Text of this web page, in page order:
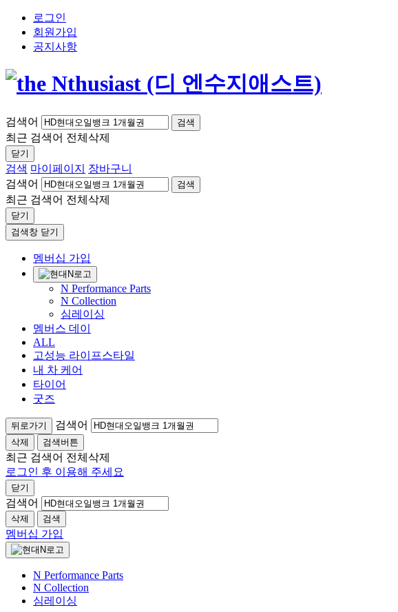
로그인
회원가입
공지사항
검색어 검색
최근 검색어 전체삭제
닫기
검색 마이페이지
장바구니
검색어
검색
최근 검색어 전체삭제
닫기
검색창 닫기
멤버십 가입
N Performance Parts
N Collection
심레이싱
멤버스 데이
ALL
고성능 라이프스타일
내 차 케어
타이어
굿즈
뒤로가기 검색어
삭제 검색버튼
최근 검색어 전체삭제
로그인 후 이용해 주세요
닫기
검색어
삭제 검색
멤버십 가입
N Performance Parts
N Collection
심레이싱